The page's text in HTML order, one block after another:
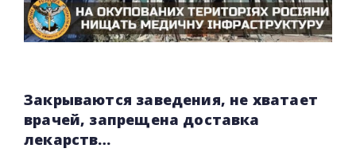
Закрываются заведения, не хватает
врачей, запрещена доставка
лекарств…